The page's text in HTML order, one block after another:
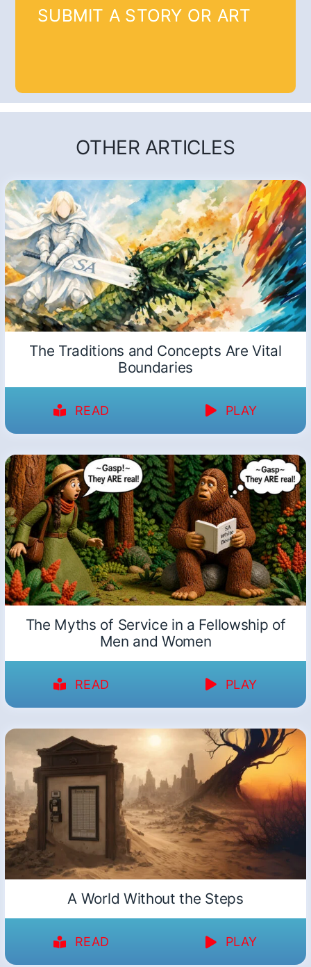
SUBMIT A STORY OR ART
OTHER ARTICLES
The Traditions and Concepts Are Vital
Boundaries
READ PLAY
The Myths of Service in a Fellowship of
Men and Women
READ PLAY
A World Without the Steps
READ PLAY